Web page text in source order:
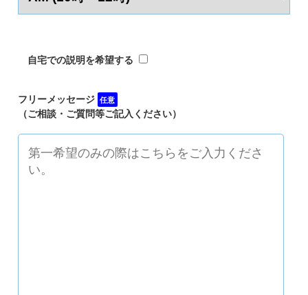
自宅での説明を希望する
フリーメッセージ 任意
（ご相談・ご質問等ご記入ください）